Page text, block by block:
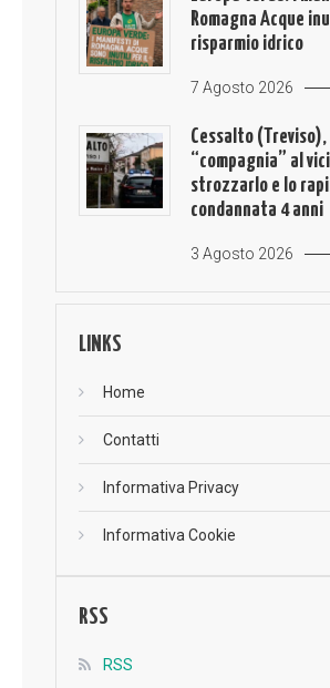
Romagna Acque
risparmio idrico
7 Agosto 2026
Cessalto
“compagnia” al
strozzarlo e lo
condannata 4 anni
3 Agosto 2026
LINKS
Home
Contatti
Informativa Privacy
Informativa Cookie
RSS
RSS